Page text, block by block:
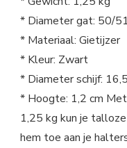
* Diameter gat: 50/
* Materiaal: Gietijzer
* Kleur: Zwart
* Diameter schijf:
* Hoogte: 1,2 cm
1,25 kg kun je
hem toe aan je